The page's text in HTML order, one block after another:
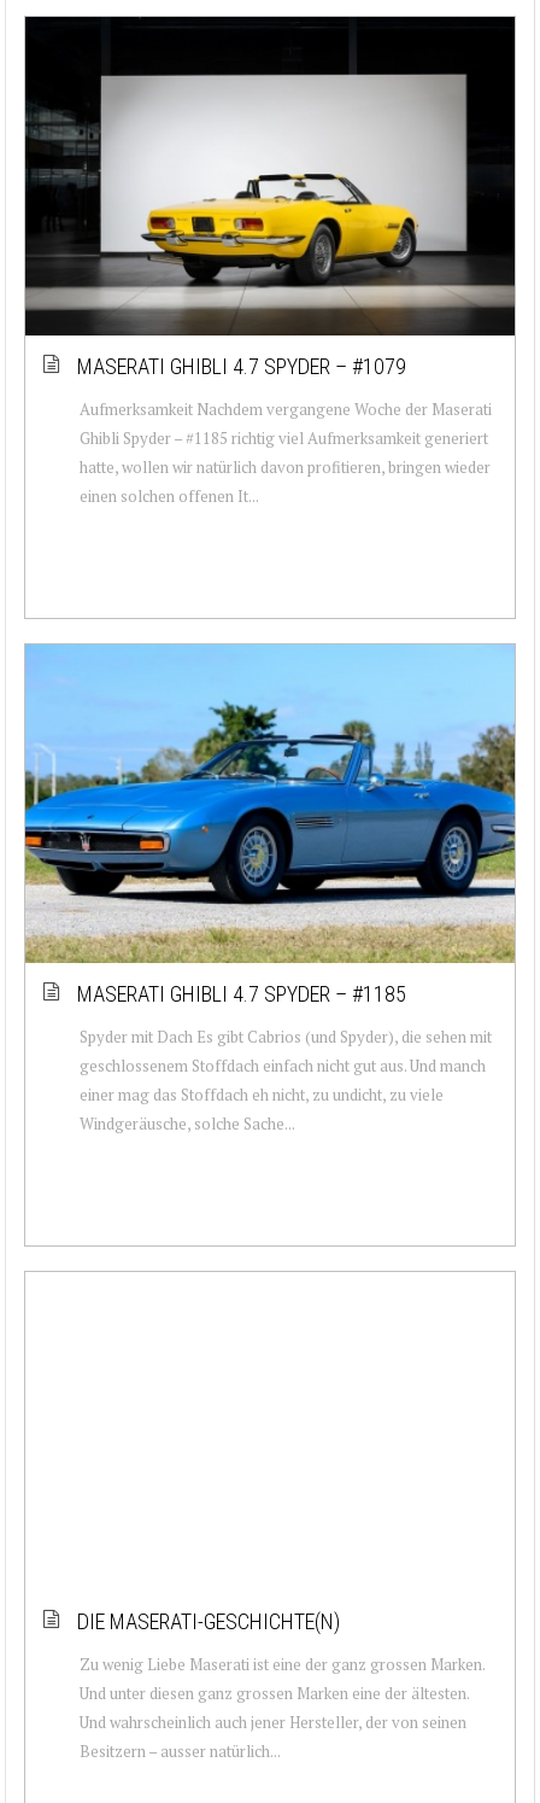
MASERATI GHIBLI 4.7 SPYDER – #1079
Aufmerksamkeit Nachdem vergangene Woche der Maserati
Ghibli Spyder – #1185 richtig viel Aufmerksamkeit generiert
hatte, wollen wir natürlich davon profitieren, bringen wieder
einen solchen offenen It...
MASERATI GHIBLI 4.7 SPYDER – #1185
Spyder mit Dach Es gibt Cabrios (und Spyder), die sehen mit
geschlossenem Stoffdach einfach nicht gut aus. Und manch
einer mag das Stoffdach eh nicht, zu undicht, zu viele
Windgeräusche, solche Sache...
DIE MASERATI-GESCHICHTE(N)
Zu wenig Liebe Maserati ist eine der ganz grossen Marken.
Und unter diesen ganz grossen Marken eine der ältesten.
Und wahrscheinlich auch jener Hersteller, der von seinen
Besitzern – ausser natürlich...